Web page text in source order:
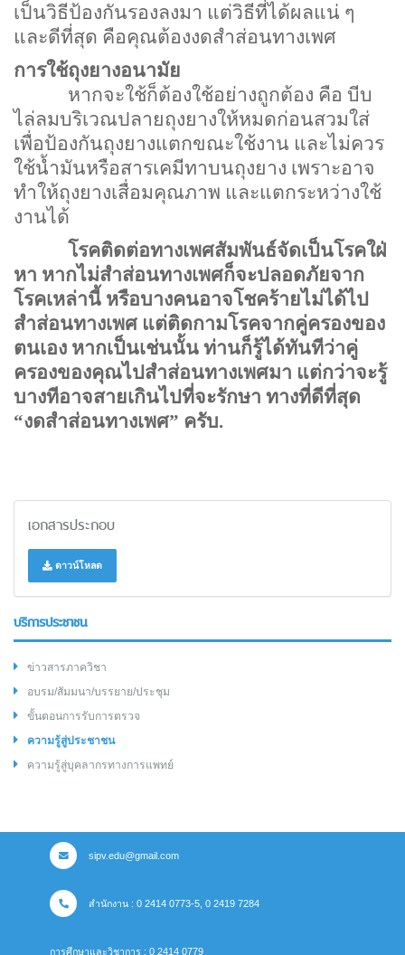
เป็นวิธีป้องกันรองลงมา แต่วิธีที่ได้ผลแน่ ๆ
และดีที่สุด คือคุณต้องงดสำส่อนทางเพศ
การใช้ถุงยางอนามัย
หากจะใช้ก็ต้องใช้อย่างถูกต้อง คือ บีบ
ไล่ลมบริเวณปลายถุงยางให้หมดก่อนสวมใส่
เพื่อป้องกันถุงยางแตกขณะใช้งาน และไม่ควร
ใช้น้ำมันหรือสารเคมีทาบนถุงยาง เพราะอาจ
ทำให้ถุงยางเสื่อมคุณภาพ และแตกระหว่างใช้
งานได้
โรคติดต่อทางเพศสัมพันธ์จัดเป็นโรคใฝ่
หา หากไม่สำส่อนทางเพศก็จะปลอดภัยจาก
โรคเหล่านี้ หรือบางคนอาจโชคร้ายไม่ได้ไป
สำส่อนทางเพศ แต่ติดกามโรคจากคู่ครองของ
ตนเอง หากเป็นเช่นนั้น ท่านก็รู้ได้ทันทีว่าคู่
ครองของคุณไปสำส่อนทางเพศมา แต่กว่าจะรู้
บางทีอาจสายเกินไปที่จะรักษา ทางที่ดีที่สุด
“งดสำส่อนทางเพศ” ครับ.
เอกสารประกอบ
ดาวน์โหลด
บริการประชาชน
ข่าวสารภาควิชา
อบรม/สัมมนา/บรรยาย/ประชุม
ขั้นตอนการรับการตรวจ
ความรู้สู่ประชาชน
ความรู้สู่บุคลากรทางการแพทย์
sipv.edu@gmail.com
สำนักงาน : 0 2414 0773-5, 0 2419 7284
การศึกษาและวิชาการ : 0 2414 0779